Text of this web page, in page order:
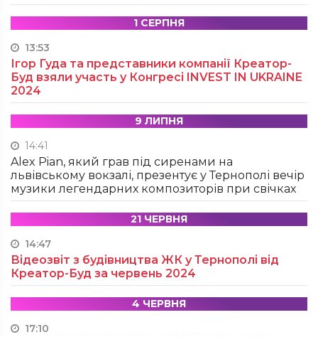
1 СЕРПНЯ
13:53
Ігор Гуда та представники компанії Креатор-
Буд взяли участь у Конгресі INVEST IN UKRAINE
2024
9 ЛИПНЯ
14:41
Alex Pian, який грав під сиренами на
львівському вокзалі, презентує у Тернополі вечір
музики легендарних композиторів при свічках
21 ЧЕРВНЯ
14:47
Відеозвіт з будівництва ЖК у Тернополі від
Креатор-Буд за червень 2024
4 ЧЕРВНЯ
17:10